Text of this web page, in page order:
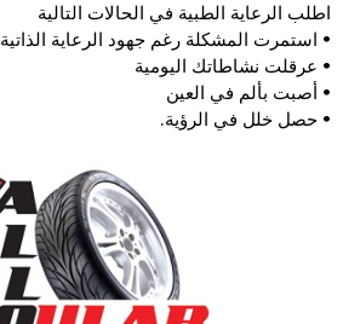
اطلب الرعاية الطبية في الحالات التالية
• استمرت المشكلة رغم جهود الرعاية الذاتية
• عرقلت نشاطاتك اليومية
• أصبت بألم في العين
• حصل خلل في الرؤية.